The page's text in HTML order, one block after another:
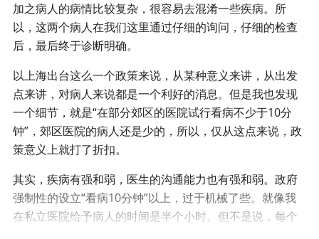
加之病人的病情比较复杂，很容易去混淆一些疾病。所
以，这两个病人在我们这里通过仔细的询问，仔细的检查
后，最后终于诊断明确。
以上海出台这么一个政策来说，从某种意义来讲，从出发
点来讲，对病人来说都是一个利好的消息。但是我也发现
一个细节，就是“在部分郊区的医院试行看病不少于10分
钟”，郊区医院的病人还是少的，所以，仅从这点来说，政
策意义上就打了折扣。
其实，疾病有强和弱，医生的沟通能力也有强和弱。政府
强制性的设立“看病10分钟”以上，过于机械了些。就像我
在私立医院给予病人的时间是半个小时。但不是说，每个